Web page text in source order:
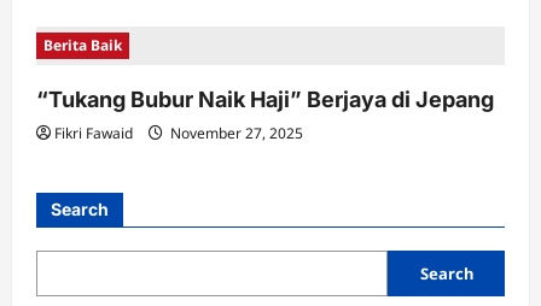
Berita Baik
“Tukang Bubur Naik Haji” Berjaya di Jepang
Fikri Fawaid November 27, 2025
Search
Search